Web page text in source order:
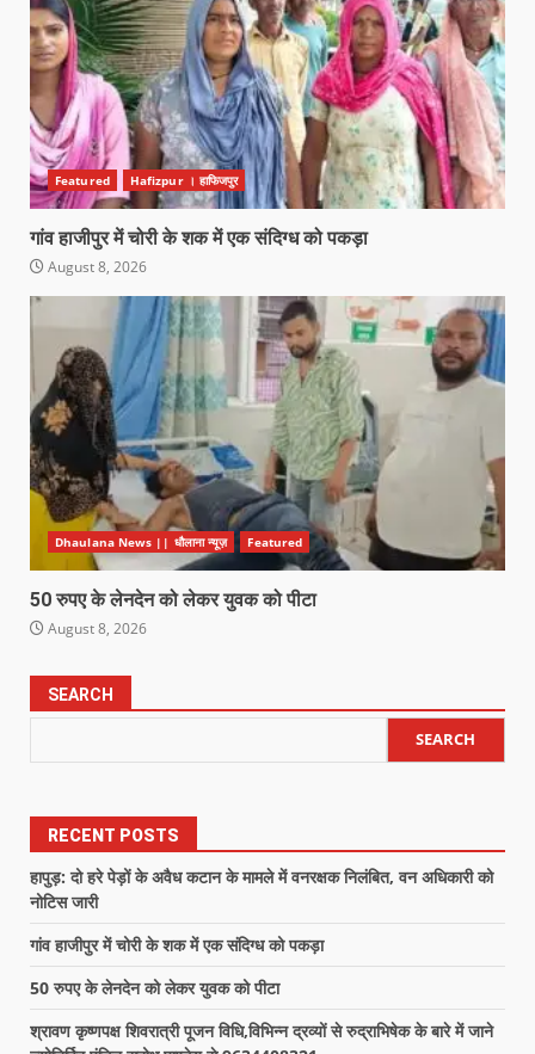
Featured Hafizpur । हाफिजपुर
गांव हाजीपुर में चोरी के शक में एक संदिग्ध को पकड़ा
August 8, 2026
Dhaulana News || धौलाना न्यूज़ Featured
50 रुपए के लेनदेन को लेकर युवक को पीटा
August 8, 2026
SEARCH
SEARCH
RECENT POSTS
हापुड़: दो हरे पेड़ों के अवैध कटान के मामले में वनरक्षक निलंबित, वन अधिकारी को
नोटिस जारी
गांव हाजीपुर में चोरी के शक में एक संदिग्ध को पकड़ा
50 रुपए के लेनदेन को लेकर युवक को पीटा
श्रावण कृष्णपक्ष शिवरात्री पूजन विधि,विभिन्न द्रव्यों से रुद्राभिषेक के बारे में जाने